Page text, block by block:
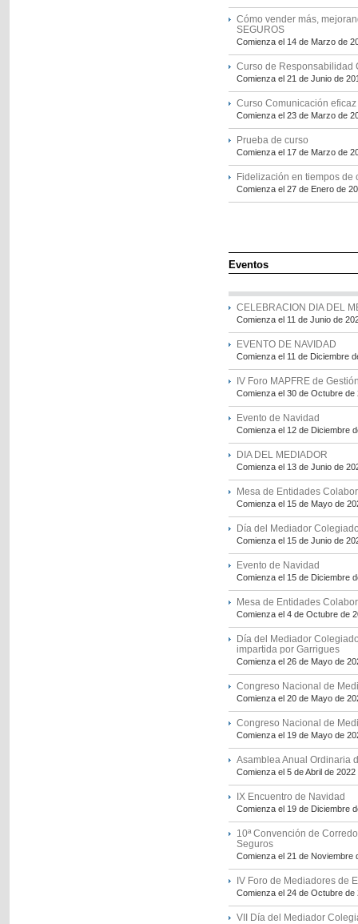
Cómo vender más,
SEGUROS
Comienza el 14 de Marzo de
Curso de Responsabilidad
Comienza el 21 de Junio de
Curso Comunicación
Comienza el 23 de Marzo de
Prueba de curso
Comienza el 17 de Marzo de
Fidelización en tiempos de
Comienza el 27 de Enero de
Eventos
CELEBRACION DIA DEL
Comienza el 11 de Junio de
EVENTO DE NAVIDAD
Comienza el 11 de Diciembre
IV Foro MAPFRE de
Comienza el 30 de Octubre de
Evento de Navidad
Comienza el 12 de Diciembre
DIA DEL MEDIADOR
Comienza el 13 de Junio de
Mesa de Entidades
Comienza el 15 de Mayo de
Día del Mediador
Comienza el 15 de Junio de
Evento de Navidad
Comienza el 15 de Diciembre
Mesa de Entidades
Comienza el 4 de Octubre de
Día del Mediador
impartida por Garrigues
Comienza el 26 de Mayo de
Congreso Nacional de
Comienza el 20 de Mayo de
Congreso Nacional de
Comienza el 19 de Mayo de
Asamblea Anual Ordinaria
Comienza el 5 de Abril de 2022
IX Encuentro de Navidad
Comienza el 19 de Diciembre
10ª Convención de
Seguros
Comienza el 21 de Noviembre
IV Foro de Mediadores de
Comienza el 24 de Octubre de
VII Día del Mediador